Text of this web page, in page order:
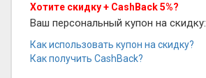
Хотите скидку + CashBack 5%?
Ваш персональный купон на скидку:
Как использовать купон на скидку?
Как получить CashBack?